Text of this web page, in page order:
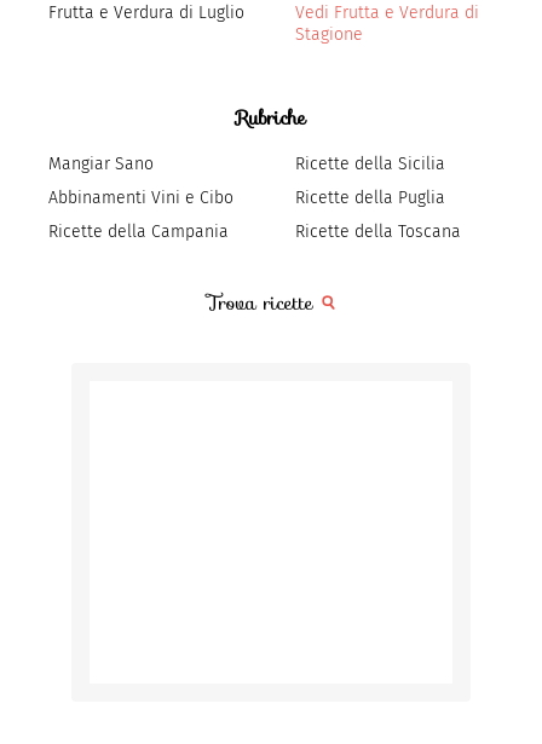
Frutta e Verdura di Luglio
Vedi Frutta e Verdura di
Stagione
Rubriche
Mangiar Sano
Abbinamenti Vini e Cibo
Ricette della Campania
Ricette della Sicilia
Ricette della Puglia
Ricette della Toscana
Trova ricette